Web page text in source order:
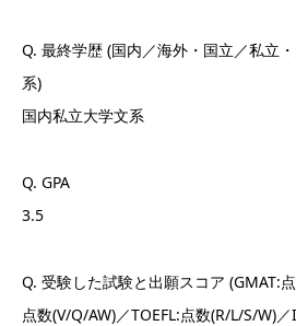
Q. 最終学歴 (国内／海外・国立／私立
系)
国内私立大学文系
Q. GPA
3.5
Q. 受験した試験と出願スコア (GMAT:
点数(V/Q/AW)／TOEFL:点数(R/L/S/W)